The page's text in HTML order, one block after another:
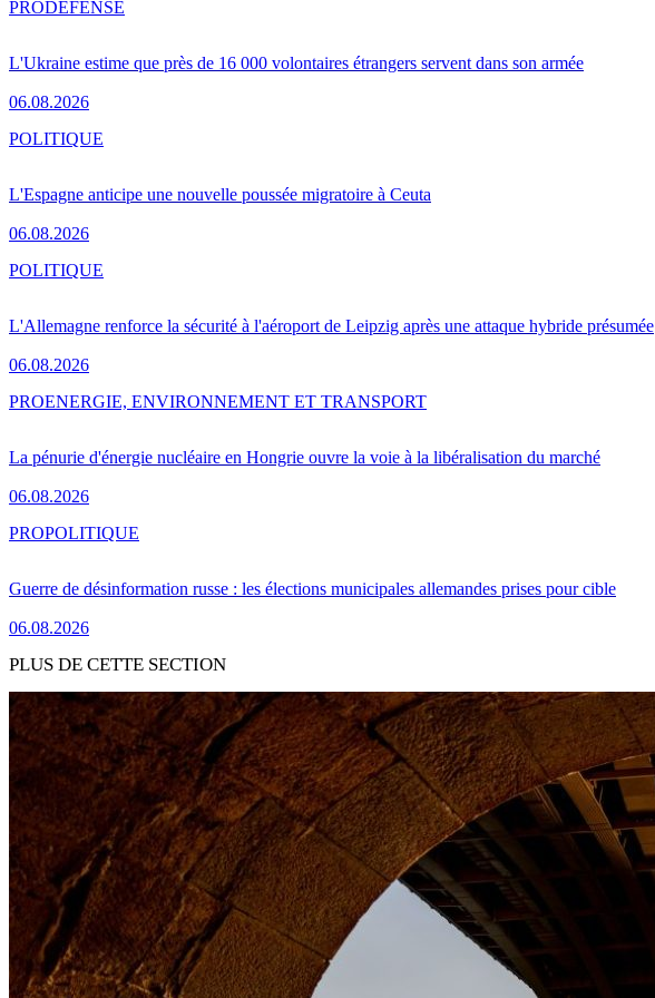
L'Ukraine estime que près de 16 000 volontaires étrangers servent dans son armée
06.08.2026
PRODÉFENSE
L'Espagne anticipe une nouvelle poussée migratoire à Ceuta
06.08.2026
POLITIQUE
L'Allemagne renforce la sécurité à l'aéroport de Leipzig après une attaque hybride présumée
06.08.2026
POLITIQUE
La pénurie d'énergie nucléaire en Hongrie ouvre la voie à la libéralisation du marché
06.08.2026
PROENERGIE, ENVIRONNEMENT ET TRANSPORT
Guerre de désinformation russe : les élections municipales allemandes prises pour cible
06.08.2026
PROPOLITIQUE
PLUS DE CETTE SECTION